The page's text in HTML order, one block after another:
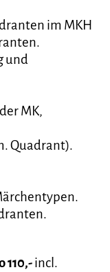
im MKH
und
MK,
Quadrant).
110,-incl.